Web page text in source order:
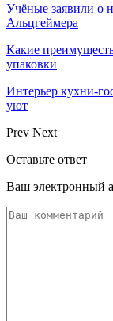
Учёные заявили о
Альцгеймера
Какие
упаковки
Интерьер кухни-
уют
Prev Next
Оставьте ответ
Ваш электронный